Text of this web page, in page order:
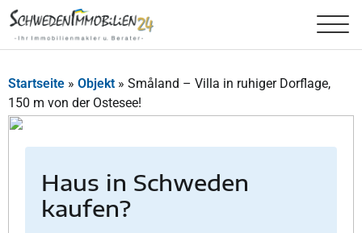
Startseite » Objekt » Småland – Villa in ruhiger Dorflage,
150 m von der Ostesee!
Haus in Schweden
kaufen?